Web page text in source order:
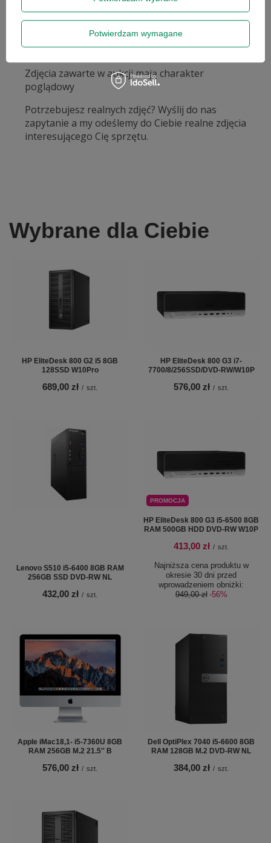
Zdjęcia zawarte w aukcji mają charakter
poglądowy
Potrzebujesz realnych zdjęć? Wyślij do nas
zapytanie a my odeślemy do Ciebie realne zdjęcia
interesującego Cię sprzętu.
Wybrane dla Ciebie
HP EliteDesk 800 G2 i5 8GB
128SSD W10Pro
689,00 zł / szt.
HP EliteDesk 800 G3 i7-
7700/8/256SSD/DVD-RW/W10P
576,00 zł / szt.
Lenovo S510 i5-6400 8GB RAM
256GB SSD DVD-RW NL
432,00 zł / szt.
PROMOCJA
HP EliteDesk 800 G3 i5-6500 8GB
RAM 500GB HDD DVD-RW W10P
413,00 zł / szt.
Najniższa cena produktu w
okresie 30 dni przed
wprowadzeniem obniżki:
949,00 zł -56%
Apple iMac18,1- i5-7360U 8GB
RAM 256GB M.2 21.5'' B
576,00 zł / szt.
Dell OptiPlex 7040 i5-6600 8GB
RAM 128GB M.2 DVD-RW NL
384,00 zł / szt.
Potwierdzam wymagane